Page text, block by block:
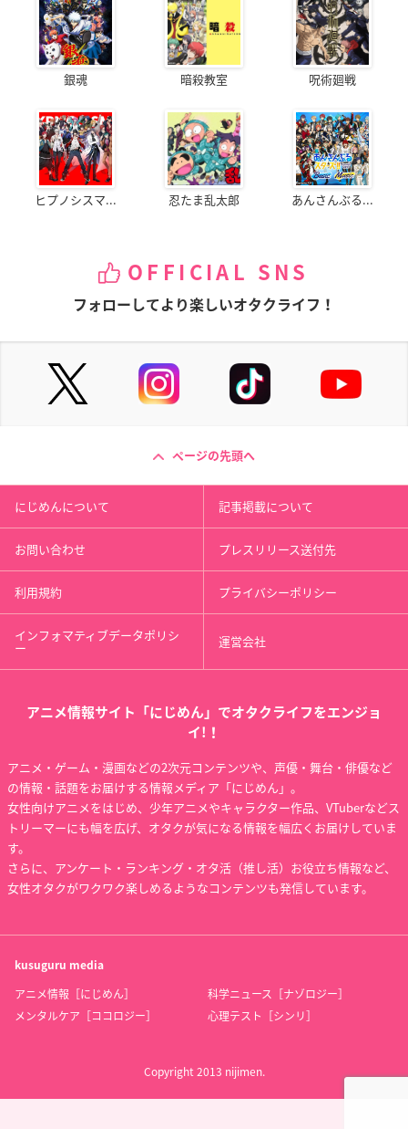
銀魂 暗殺教室 呪術廻戦
ヒプノシスマ... 忍たま乱太郎 あんさんぶる...
OFFICIAL SNS
フォローしてより楽しいオタクライフ！
ページの先頭へ
にじめんについて 記事掲載について
お問い合わせ プレスリリース送付先
利用規約 プライバシーポリシー
インフォマティブデータポリシ
ー 運営会社
アニメ情報サイト「にじめん」でオタクライフをエンジョ
イ!！
アニメ・ゲーム・漫画などの2次元コンテンツや、声優・舞台・俳優など
の情報・話題をお届けする情報メディア「にじめん」。
女性向けアニメをはじめ、少年アニメやキャラクター作品、VTuberなどス
トリーマーにも幅を広げ、オタクが気になる情報を幅広くお届けしていま
す。
さらに、アンケート・ランキング・オタ活（推し活）お役立ち情報など、
女性オタクがワクワク楽しめるようなコンテンツも発信しています。
kusuguru media
アニメ情報［にじめん］
科学ニュース［ナゾロジー］
メンタルケア［ココロジー］
心理テスト［シンリ］
Copyright 2013 nijimen.